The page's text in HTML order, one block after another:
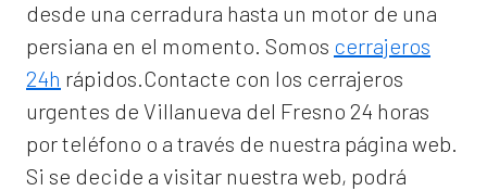
desde una cerradura hasta un motor de una
persiana en el momento. Somos cerrajeros
24h rápidos.Contacte con los cerrajeros
urgentes de Villanueva del Fresno 24 horas
por teléfono o a través de nuestra página web.
Si se decide a visitar nuestra web, podrá